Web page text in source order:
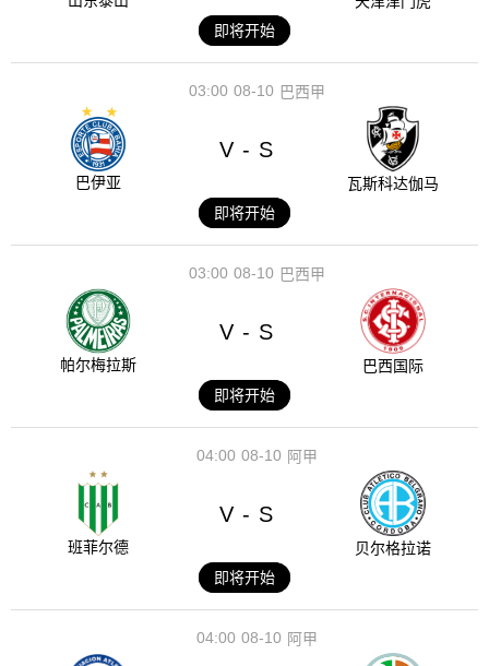
即将开始
08-10
03:00 巴西甲
巴伊亚
V - S
瓦斯科达伽马
即将开始
08-10
03:00 巴西甲
帕尔梅拉斯
V - S
巴西国际
即将开始
08-10
04:00 阿甲
班菲尔德
V - S
贝尔格拉诺
即将开始
08-10
04:00 阿甲